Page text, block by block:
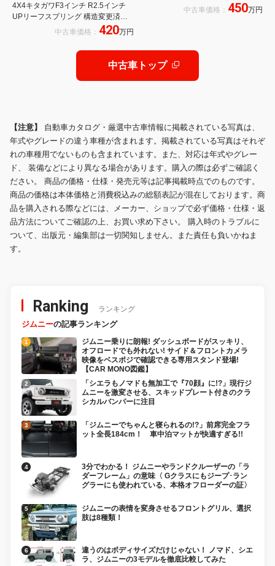
4X4キタガワF3インチ R2.5インチ
UPリーフスプリング 構造変更済み
リアLSD トランスファーダウンギア
ECUオーバーホール済み
中古車価格： 420万円
中古車価格： 450万円
中古車トップ
【注意】 自動車カタログ・厳選中古車情報に掲載されている写真は、
年式やグレードの違う車種が含まれます。掲載されている写真はそれぞ
れの車種用でないものも含まれています。また、対応は年式やグレー
ド、 装備などにより異なる場合があります。購入の際は必ずご確認く
ださい。 商品の価格・仕様・発売元等は記事掲載時点でのものです。
商品の価格は本体価格と消費税込みの総額表記が混在しております。商
品を購入される際などには、メーカー、ショップで必ず価格・仕様・返
品方法についてご確認の上、お買い求め下さい。 購入時のトラブルに
ついて、出版元・編集部は一切関知しません。また責任も負いかねま
す。
Ranking ランキング
ジムニーの記事ランキング
ジムニー乗りに朗報! ダッシュボードがスッキリ、
オフロードでも外れない! サイド＆フロントカメラ
映像をベスポジで確認できる専用スタンド登場!
【CAR MONO図鑑】
「シエラもノマドも無加工で『70顔』に!?」現行ジ
ムニーを激変させる、スキッドプレート付きのクラ
シカルバンパーに注目
「ジムニーでちゃんと寝られるの!?」前席完全フラ
ット全長184cm！ 車中泊マットが快適すぎる!!
3分でわかる！ ジムニーやランドクルーザーの「ラ
ダーフレーム」の意味〈 Gクラスにもジープ･ラン
グラーにも使われている、本格オフローダーの証〉
ジムニーの表情を変身させるフロントグリル、選択
肢は8種類！
違うのはボディサイズだけじゃない！ ノマド、シエ
ラ、ジムニーの3モデルを徹底比較してみた